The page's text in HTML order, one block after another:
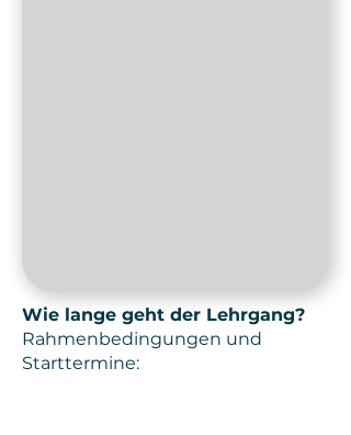
Wie lange geht der Lehrgang?
Rahmenbedingungen und
Starttermine: